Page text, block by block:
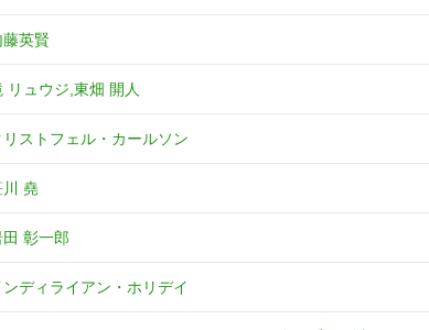
藤英賢
リュウジ,東畑 開人
リストフェル・カールソン
川 堯
田 彰一郎
ンディライアン・ホリデイ